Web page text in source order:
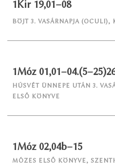
1Kir 19,01–08
BÖJT 3. VASÁRNAPJA (OCULI),
1Móz
HÚSVÉT ÜNNEPE UTÁN 3.
ELSŐ KÖNYVE
1Móz 02,04b–15
MÓZES ELSŐ KÖNYVE,